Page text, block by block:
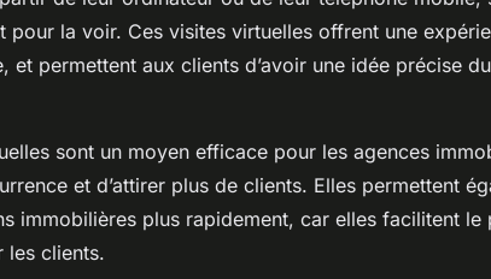
pour la voir. Ces visites virtuelles offrent une
et permettent aux clients d’avoir une idée précise
sont un moyen efficace pour les agences
et d’attirer plus de clients. Elles permettent
immobilières plus rapidement, car elles facilitent le
les clients.